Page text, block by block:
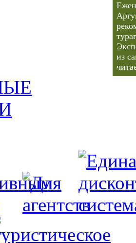
из